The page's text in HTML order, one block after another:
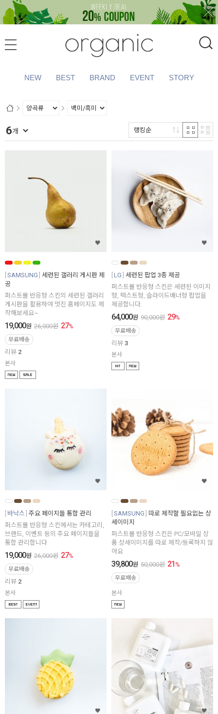
NEW BEST BRAND EVENT STORY
6개 랭킹순
SAMSUNG 세련된 갤러리 게시판 제
공
퍼스트몰 반응형 스킨의 세련된 갤러리
게시판을 활용하여 멋진 홈페이지도 제
작해보세요~
19,000원 26,000원 27%
무료배송
리뷰 2
본사
LG 세련된 팝업 3종 제공
퍼스트몰 반응형 스킨은 세련된 이미지
형, 텍스트형, 슬라이드배너형 팝업을
제공합니다.
64,000원 90,000원 29%
무료배송
리뷰 3
본사
바낙스 주요 페이지들 통합 관리
퍼스트몰 반응형 스킨에서는 카테고리,
브랜드, 이벤트 등의 주요 페이지들을
통합 관리합니다
19,000원 26,000원 27%
무료배송
리뷰 2
본사
SAMSUNG
따로 제작할 필요없는 상
세이미지
퍼스트몰 반응형 스킨은 PC/모바일 상
품 상세이미지를 따로 제작/등록하지 않
아요
39,800원 50,000원 21 %
무료배송
본사